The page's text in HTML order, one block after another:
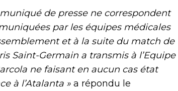
de presse ne correspondent
par les équipes médicales
et à la suite du match de
Saint-Germain a transmis à l’Equipe
ne faisant en aucun cas état
à l’Atalanta » a répondu le